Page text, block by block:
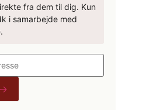
fra dem til dig. Kun
i samarbejde med